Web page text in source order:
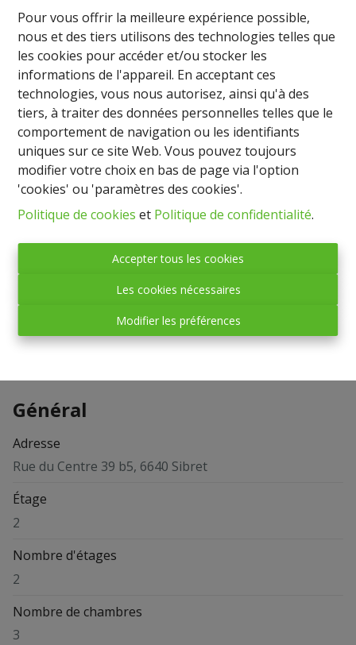
Pour vous offrir la meilleure expérience possible,
nous et des tiers utilisons des technologies telles que
les cookies pour accéder et/ou stocker les
informations de l'appareil. En acceptant ces
technologies, vous nous autorisez, ainsi qu'à des
tiers, à traiter des données personnelles telles que le
comportement de navigation ou les identifiants
uniques sur ce site Web. Vous pouvez toujours
modifier votre choix en bas de page via l'option
'cookies' ou 'paramètres des cookies'.
Politique de cookies et Politique de confidentialité.
Accepter tous les cookies
Les cookies nécessaires
Modifier les préférences
Très bel appartement spacieux et lumineux situé au
2éme étage d'un petite résidence au centre de Sibret.
Il est composé d'un grand hall d'entrée, salon - salle à
manger spacieux avec cuisine super équipée,
buanderie, 3 chambres à coucher, wc séparé et salle de
douche.
Belle grande terrasse. Cave et 2 emplacements de
parking extérieurs.
Forfait mensuel de 75€ pour les charges communes.
Les consommations d'eau, d'électricité et de chauffage
sont en plus.
Partager
Général
Adresse
Rue du Centre 39 b5, 6640 Sibret
Étage
2
Nombre d'étages
2
Nombre de chambres
3